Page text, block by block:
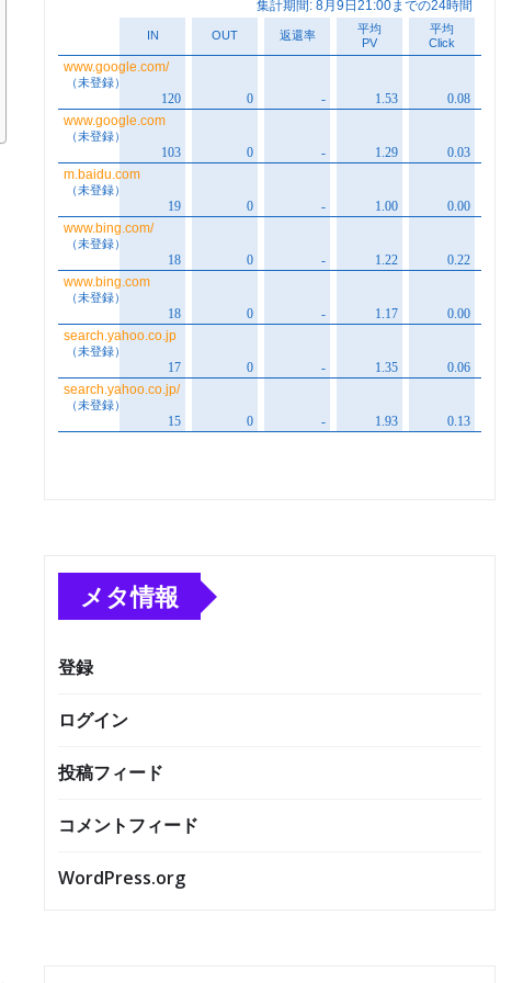
メタ情報
登録
ログイン
投稿フィード
コメントフィード
WordPress.org